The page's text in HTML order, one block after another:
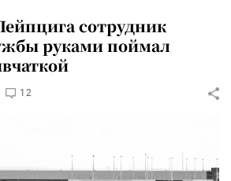
сотрудник
руками поймал
12